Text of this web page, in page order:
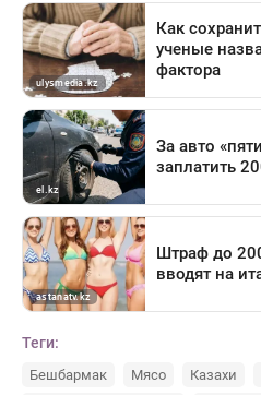
Теги:
Бешбармак Мясо Казахи